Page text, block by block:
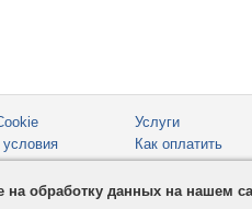
Услуги
Как оплатить
на обработку данных на нашем